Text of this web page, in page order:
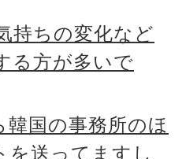
持ちの変化など
る方が多いで
国の事務所のほ
を送ってますし